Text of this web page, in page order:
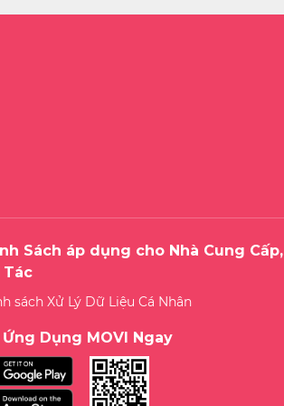
Sách áp dụng cho Nhà Cung Cấp,
sách Xử Lý Dữ Liệu Cá Nhân
Dụng MOVI Ngay